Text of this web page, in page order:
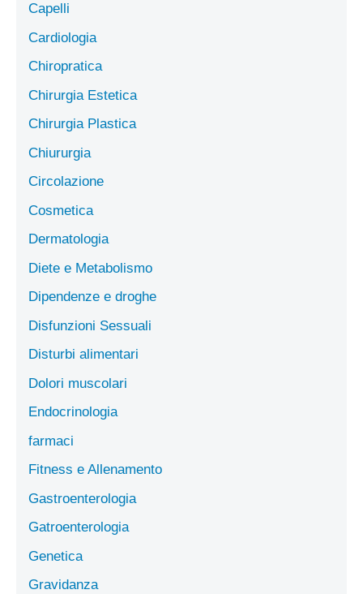
Capelli
Cardiologia
Chiropratica
Chirurgia Estetica
Chirurgia Plastica
Chiururgia
Circolazione
Cosmetica
Dermatologia
Diete e Metabolismo
Dipendenze e droghe
Disfunzioni Sessuali
Disturbi alimentari
Dolori muscolari
Endocrinologia
farmaci
Fitness e Allenamento
Gastroenterologia
Gatroenterologia
Genetica
Gravidanza